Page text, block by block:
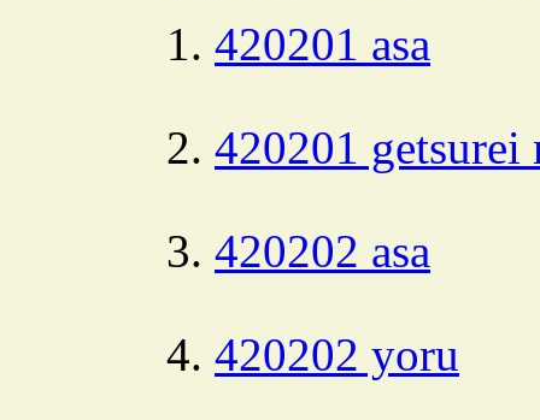
420201 asa
420201 getsurei
420202 asa
420202 yoru